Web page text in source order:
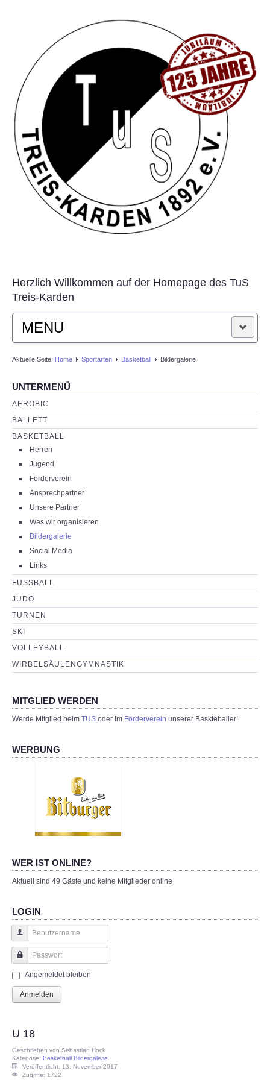
Herzlich Willkommen auf der Homepage des TuS
Treis-Karden
MENU
STARTSEITE
AKTUELLES
VEREIN
SPORTARTEN
KONTAKT
Aktuelle Seite: Home Sportarten Basketball Bildergalerie
UNTERMENÜ
AEROBIC
BALLETT
BASKETBALL
Herren
Jugend
Förderverein
Ansprechpartner
Unsere Partner
Was wir organisieren
Bildergalerie
Social Media
Links
FUSSBALL
JUDO
TURNEN
SKI
VOLLEYBALL
WIRBELSÄULENGYMNASTIK
MITGLIED WERDEN
Werde MItglied beim TUS oder im Förderverein unserer Baskteballer!
WERBUNG
WER IST ONLINE?
Aktuell sind 49 Gäste und keine Mitglieder online
LOGIN
Benutzername
Passwort
Angemeldet bleiben
Anmelden
U 18
Geschrieben von Sebastian Hock
Kategorie: Basketball Bildergalerie
Veröffentlicht: 13. November 2017
Zugriffe: 1722